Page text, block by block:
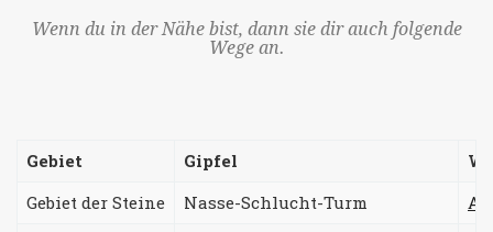
Wenn du in der Nähe bist, dann sie dir auch folgende
Wege an.
Gebiet Gipfel
Gebiet der Steine
Nasse-Schlucht-Turm